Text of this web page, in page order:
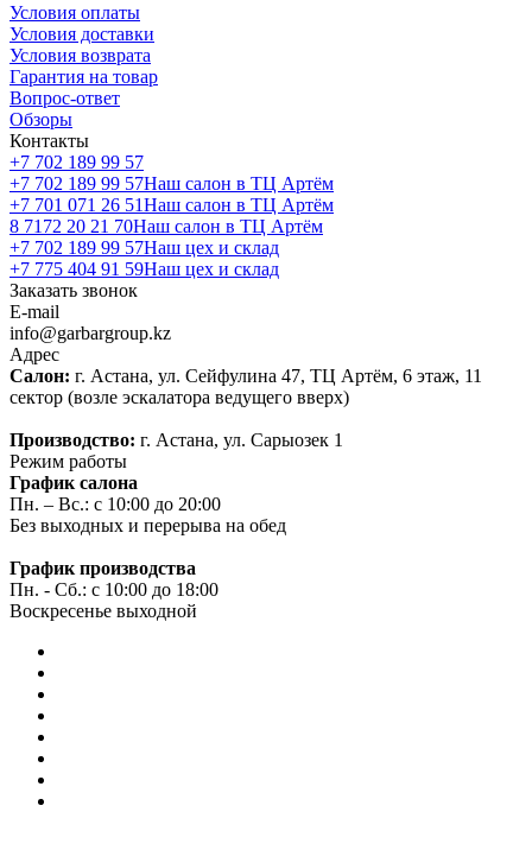
Условия оплаты
Условия доставки
Условия возврата
Гарантия на товар
Вопрос-ответ
Обзоры
Контакты
+7 702 189 99 57
+7 702 189 99 57Наш салон в ТЦ Артём
+7 701 071 26 51Наш салон в ТЦ Артём
8 7172 20 21 70Наш салон в ТЦ Артём
+7 702 189 99 57Наш цех и склад
+7 775 404 91 59Наш цех и склад
Заказать звонок
E-mail
info@garbargroup.kz
Адрес
Салон: г. Астана, ул. Сейфулина 47, ТЦ Артём, 6 этаж, 11
сектор (возле эскалатора ведущего вверх)
Производство: г. Астана, ул. Сарыозек 1
Режим работы
График салона
Пн. – Вс.: с 10:00 до 20:00
Без выходных и перерыва на обед
График производства
Пн. - Сб.: с 10:00 до 18:00
Воскресенье выходной